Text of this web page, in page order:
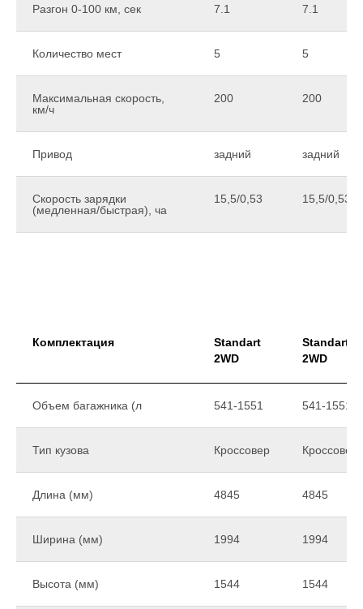
Разгон 0-100 км, сек 7.1 7.1
Количество мест 5 5
Максимальная скорость,
км/ч
200 200
Привод задний задний
Скорость зарядки
(медленная/быстрая), ча
15,5/0,53 15,5/0,53
Комплектация
Standart
2WD
Standart
2WD
Объем багажника (л 541-1551 541-1551
Тип кузова Кроссовер Кроссовер
Длина (мм) 4845 4845
Ширина (мм) 1994 1994
Высота (мм) 1544 1544